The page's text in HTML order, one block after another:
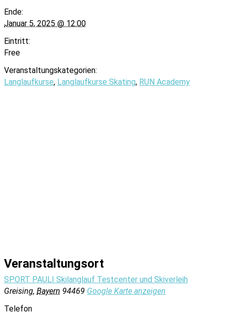
Ende:
Januar 5, 2025 @ 12:00
Eintritt:
Free
Veranstaltungskategorien:
Langlaufkurse, Langlaufkurse Skating, RUN Academy
Veranstaltungsort
SPORT PAULI Skilanglauf Testcenter und Skiverleih
Greising, Bayern 94469 Google Karte anzeigen
Telefon